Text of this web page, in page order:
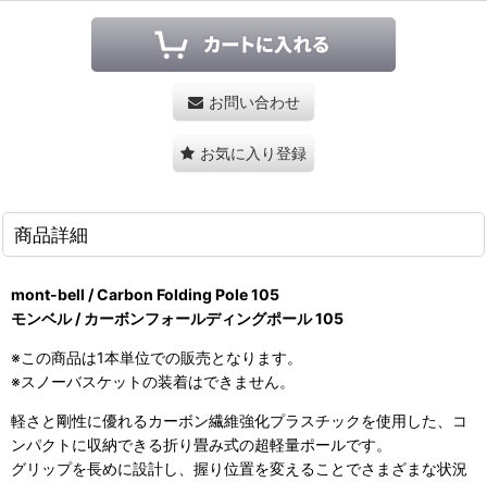
お問い合わせ
お気に入り登録
商品詳細
mont-bell / Carbon Folding Pole 105
モンベル / カーボンフォールディングポール 105
※この商品は1本単位での販売となります。
※スノーバスケットの装着はできません。
軽さと剛性に優れるカーボン繊維強化プラスチックを使用した、コ
ンパクトに収納できる折り畳み式の超軽量ポールです。
グリップを長めに設計し、握り位置を変えることでさまざまな状況